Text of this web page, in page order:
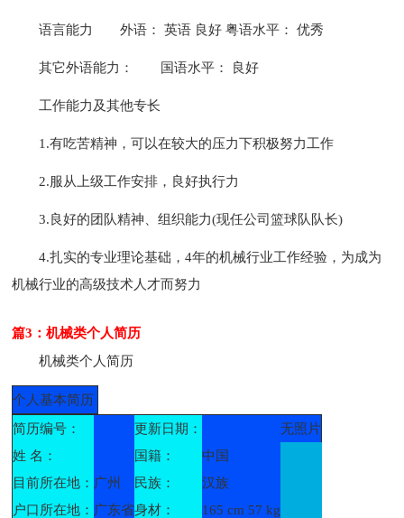
语言能力 外语： 英语 良好 粤语水平： 优秀
其它外语能力： 国语水平： 良好
工作能力及其他专长
1.有吃苦精神，可以在较大的压力下积极努力工作
2.服从上级工作安排，良好执行力
3.良好的团队精神、组织能力(现任公司篮球队队长)
4.扎实的专业理论基础，4年的机械行业工作经验，为成为
机械行业的高级技术人才而努力
篇3：机械类个人简历
机械类个人简历
个人基本简历
简历编号：
更新日期：
无照片
姓 名：
国籍：
中国
目前所在地： 广州 民族：
汉族
户口所在地： 广东省身材：
165 cm 57 kg